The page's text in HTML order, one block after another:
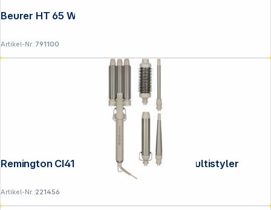
Beurer HT 65 Welleneisen, 4-in-1 Styling
Artikel-Nr.:791100
Remington CI41MS5 Trendology 5-in-1 Multistyler
Artikel-Nr.:221456